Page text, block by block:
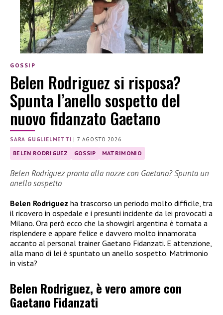
GOSSIP
Belen Rodriguez si risposa?
Spunta l’anello sospetto del
nuovo fidanzato Gaetano
SARA GUGLIELMETTI |7 AGOSTO 2026
BELEN RODRIGUEZ GOSSIP MATRIMONIO
Belen Rodriguez pronta alla nozze con Gaetano? Spunta un
anello sospetto
Belen Rodriguez ha trascorso un periodo molto difficile, tra
il ricovero in ospedale e i presunti incidente da lei provocati a
Milano. Ora però ecco che la showgirl argentina è tornata a
risplendere e appare felice e davvero molto innamorata
accanto al personal trainer Gaetano Fidanzati. E attenzione,
alla mano di lei è spuntato un anello sospetto. Matrimonio
in vista?
Belen Rodriguez, è vero amore con
Gaetano Fidanzati